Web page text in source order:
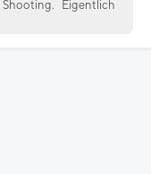
Eigentlich